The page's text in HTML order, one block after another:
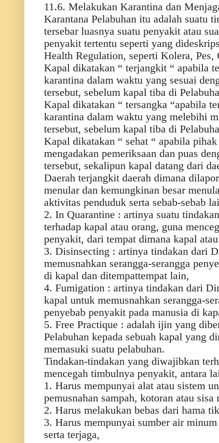
11.6. Melakukan Karantina dan
Karantana Pelabuhan itu adalah suatu
tersebar luasnya suatu penyakit atau
penyakit tertentu seperti yang
Health Regulation, seperti Kolera, Pes,
Kapal dikatakan “ terjangkit “ apabila
karantina dalam waktu yang sesuai
tersebut, sebelum kapal tiba di
Kapal dikatakan “ tersangka “apabila
karantina dalam waktu yang melebihi
tersebut, sebelum kapal tiba di
Kapal dikatakan “ sehat “ apabila
mengadakan pemeriksaan dan puas
tersebut, sekalipun kapal datang dari
Daerah terjangkit daerah dimana
menular dan kemungkinan besar
aktivitas penduduk serta sebab-sebab
2. In Quarantine : artinya suatu
terhadap kapal atau orang, guna
penyakit, dari tempat dimana kapal
3. Disinsecting : artinya tindakan dari
memusnahkan serangga-serangga
di kapal dan ditempattempat lain,
4. Fumigation : artinya tindakan dari
kapal untuk memusnahkan serangga-
penyebab penyakit pada manusia di
5. Free Practique : adalah ijin yang
Pelabuhan kepada sebuah kapal yang
memasuki suatu pelabuhan.
Tindakan-tindakan yang diwajibkan
mencegah timbulnya penyakit, antara
1. Harus mempunyai alat atau sistem
pemusnahan sampah, kotoran atau sisa
2. Harus melakukan bebas dari hama
3. Harus mempunyai sumber air
serta terjaga,